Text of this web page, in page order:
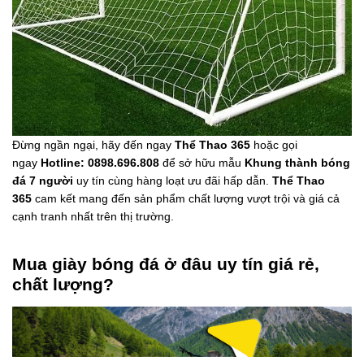
Đừng ngần ngại, hãy đến ngay Thể Thao 365 hoặc gọi
ngay Hotline: 0898.696.808 để sở hữu mẫu Khung thành bóng
đá 7 người uy tín cùng hàng loạt ưu đãi hấp dẫn. Thể Thao
365 cam kết mang đến sản phẩm chất lượng vượt trội và giá cả
cạnh tranh nhất trên thị trường.
Mua giày bóng đá ở đâu uy tín giá rẻ,
chất lượng?